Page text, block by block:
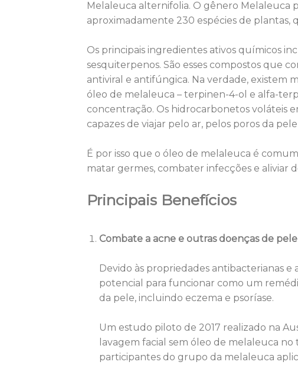
Melaleuca alternifolia. O gênero Melaleuca
aproximadamente 230 espécies de plantas,
Os principais ingredientes ativos químicos
sesquiterpenos. São esses compostos que
antiviral e antifúngica. Na verdade, existem
óleo de melaleuca – terpinen-4-ol e alfa-
concentração. Os hidrocarbonetos voláteis
capazes de viajar pelo ar, pelos poros da
É por isso que o óleo de melaleuca é
matar germes, combater infecções e aliviar
Principais Benefícios
Combate a acne e outras doenças de pele
Devido às propriedades antibacterianas
potencial para funcionar como um
da pele, incluindo eczema e psoríase.
Um estudo piloto de 2017 realizado na
lavagem facial sem óleo de melaleuca
participantes do grupo da melaleuca